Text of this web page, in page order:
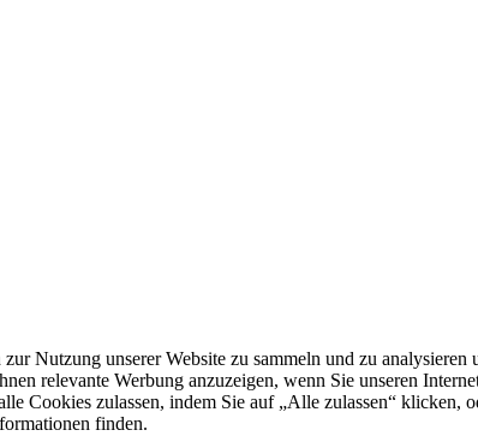
Nutzung unserer Website zu sammeln und zu
relevante Werbung anzuzeigen, wenn Sie unseren
Cookies zulassen, indem Sie auf „Alle zulassen“
finden.